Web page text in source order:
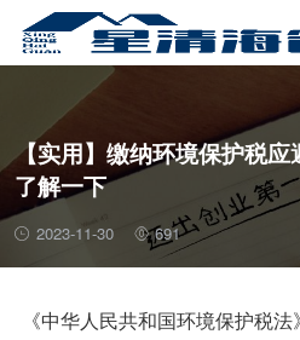
资质许可
【实用】缴纳环境保护税
了解一下
2023-11-30 691
《中华人民共和国环境保护税